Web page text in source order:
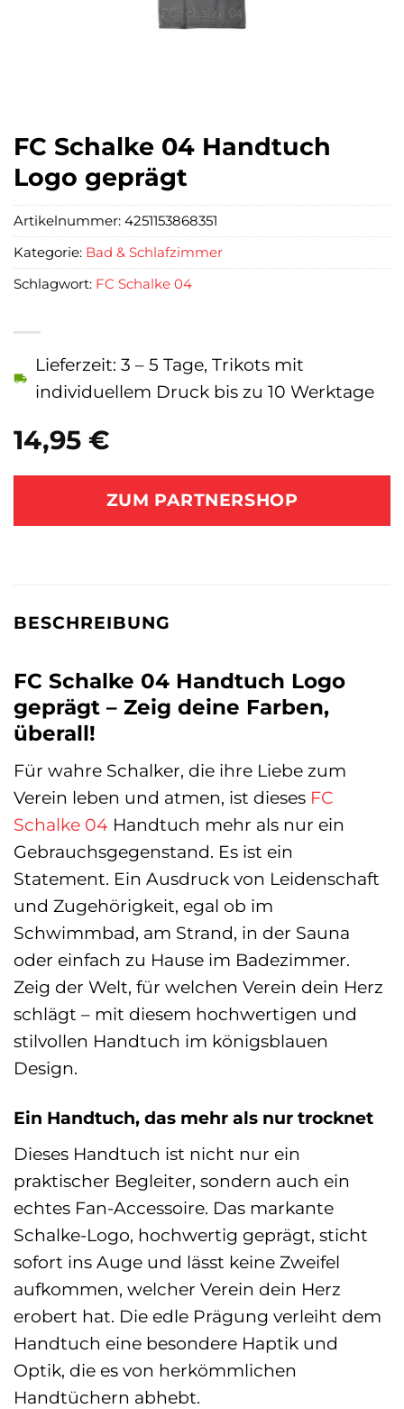
FC Schalke 04 Handtuch
Logo geprägt
14,95 €
Lieferzeit: 3 – 5 Tage, Trikots mit
individuellem Druck bis zu 10 Werktage
ZUM PARTNERSHOP
Artikelnummer: 4251153868351
Kategorie: Bad & Schlafzimmer
Schlagwort: FC Schalke 04
BESCHREIBUNG
FC Schalke 04 Handtuch Logo
geprägt – Zeig deine Farben,
überall!
Für wahre Schalker, die ihre Liebe zum
Verein leben und atmen, ist dieses FC
Schalke 04 Handtuch mehr als nur ein
Gebrauchsgegenstand. Es ist ein
Statement. Ein Ausdruck von Leidenschaft
und Zugehörigkeit, egal ob im
Schwimmbad, am Strand, in der Sauna
oder einfach zu Hause im Badezimmer.
Zeig der Welt, für welchen Verein dein Herz
schlägt – mit diesem hochwertigen und
stilvollen Handtuch im königsblauen
Design.
Ein Handtuch, das mehr als nur trocknet
Dieses Handtuch ist nicht nur ein
praktischer Begleiter, sondern auch ein
echtes Fan-Accessoire. Das markante
Schalke-Logo, hochwertig geprägt, sticht
sofort ins Auge und lässt keine Zweifel
aufkommen, welcher Verein dein Herz
erobert hat. Die edle Prägung verleiht dem
Handtuch eine besondere Haptik und
Optik, die es von herkömmlichen
Handtüchern abhebt.